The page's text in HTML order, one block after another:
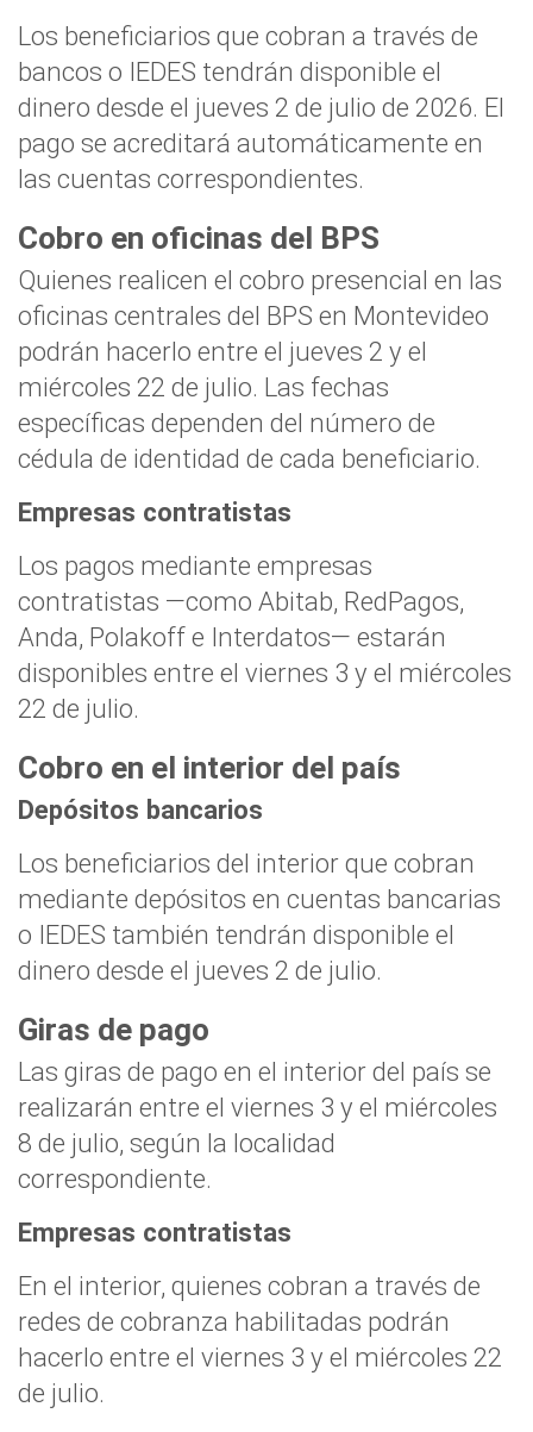
Los beneficiarios que cobran a través de
bancos o IEDES tendrán disponible el
dinero desde el jueves 2 de julio de 2026. El
pago se acreditará automáticamente en
las cuentas correspondientes.
Cobro en oficinas del BPS
Quienes realicen el cobro presencial en las
oficinas centrales del BPS en Montevideo
podrán hacerlo entre el jueves 2 y el
miércoles 22 de julio. Las fechas
específicas dependen del número de
cédula de identidad de cada beneficiario.
Empresas contratistas
Los pagos mediante empresas
contratistas —como Abitab, RedPagos,
Anda, Polakoff e Interdatos— estarán
disponibles entre el viernes 3 y el miércoles
22 de julio.
Cobro en el interior del país
Depósitos bancarios
Los beneficiarios del interior que cobran
mediante depósitos en cuentas bancarias
o IEDES también tendrán disponible el
dinero desde el jueves 2 de julio.
Giras de pago
Las giras de pago en el interior del país se
realizarán entre el viernes 3 y el miércoles
8 de julio, según la localidad
correspondiente.
Empresas contratistas
En el interior, quienes cobran a través de
redes de cobranza habilitadas podrán
hacerlo entre el viernes 3 y el miércoles 22
de julio.